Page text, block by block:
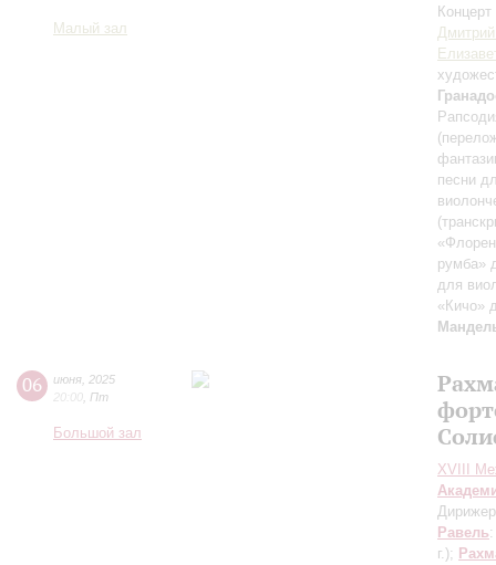
Малый зал
песни
румба»
для
«Кичо»
06 июня 2025
20:00 Пт
Большой зал
XVIII
Равель
г.);